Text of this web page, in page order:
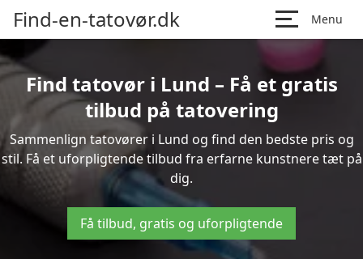
Find-en-tatovør.dk Menu
Find tatovør i Lund – Få et gratis
tilbud på tatovering
Sammenlign tatovører i Lund og find den bedste pris og
stil. Få et uforpligtende tilbud fra erfarne kunstnere tæt på
dig.
Få tilbud, gratis og uforpligtende